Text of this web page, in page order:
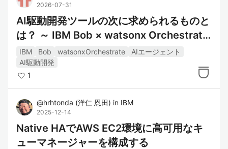
2026-07-31
AI駆動開発ツールの次に求められるものと
は？ ～ IBM Bob × watsonx Orchestrate
で考えるAI活用の拡張～
IBM Bob watsonxOrchestrate
AIエージェント
AI駆動開発
1
@hrhtonda (洋仁 恩田) in IBM
2025-12-14
Native HAでAWS EC2環境に高可用なキ
ューマネージャーを構成する